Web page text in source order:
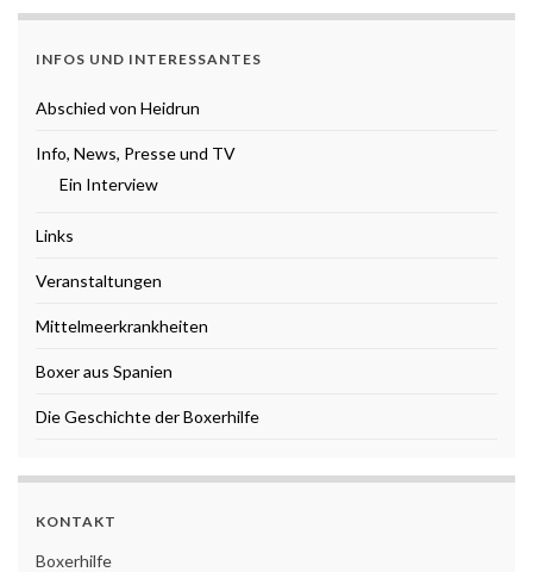
INFOS UND INTERESSANTES
Abschied von Heidrun
Info, News, Presse und TV
Ein Interview
Links
Veranstaltungen
Mittelmeerkrankheiten
Boxer aus Spanien
Die Geschichte der Boxerhilfe
KONTAKT
Boxerhilfe